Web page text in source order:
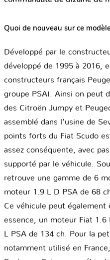
Quoi de nouveau sur ce
Développé par le
développé de 1995 à 2016,
constructeurs français
groupe PSA). Ainsi on peut
des Citroën Jumpy et
assemblé dans l’usine de
points forts du Fiat Scudo
assez conséquente, avec
supporté par le véhicule.
retrouve une gamme de 6
moteur 1.9 L D PSA de 68
Ce véhicule peut
essence, un moteur Fiat
L PSA de 134 ch. Pour la
notamment utilisé en